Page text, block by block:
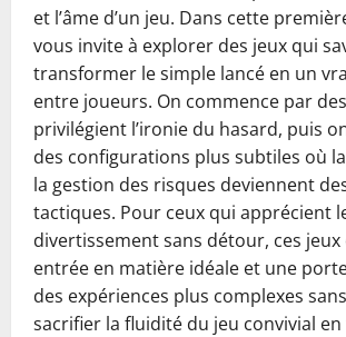
et l’âme d’un jeu. Dans cette
vous invite à explorer des jeux qui
transformer le simple lancé en un
entre joueurs. On commence par
privilégient l’ironie du hasard, puis
des configurations plus subtiles où
la gestion des risques deviennent
tactiques. Pour ceux qui apprécient
divertissement sans détour, ces
entrée en matière idéale et une
des expériences plus complexes
sacrifier la fluidité du jeu convivial en